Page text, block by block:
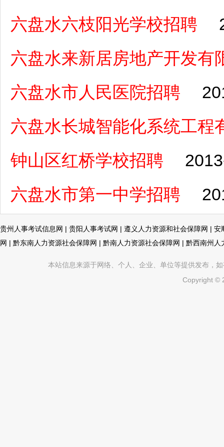
六盘水六枝阳光学校招聘
六盘水来新居房地产开发有
六盘水市人民医院招聘
六盘水长城智能化系统工程
钟山区红桥学校招聘
六盘水市第一中学招聘
贵州人事考试信息网 | 贵阳人事考试网 | 遵义人力资源和社会保障网 | 安
网 | 黔东南人力资源社会保障网 | 黔南人力资源社会保障网 | 黔西南州人
本站信息来源于网络、个人、企业、单位等提供发布，
Copyright ©